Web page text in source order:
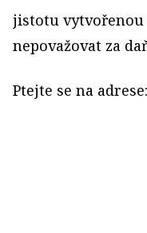
jistotu
nepovažovat za
Ptejte se na adrese: